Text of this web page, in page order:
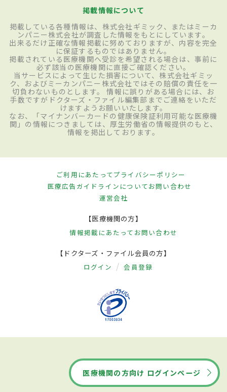
掲載情報について
掲載している各種情報は、株式会社ギミック、またはミーカ
ンパニー株式会社が調査した情報をもとにしています。
出来るだけ正確な情報掲載に努めておりますが、内容を完全
に保証するものではありません。
掲載されている医療機関へ受診を希望される場合は、事前に
必ず該当の医療機関に直接ご確認ください。
当サービスによって生じた損害について、株式会社ギミッ
ク、およびミーカンパニー株式会社ではその賠償の責任を一
切負わないものとします。 情報に誤りがある場合には、お
手数ですがドクターズ・ファイル編集部までご連絡をいただ
けますようお願いいたします。
なお、「マイナンバーカードの健康保険証利用可能な医療機
関」の情報につきましては、厚生労働省の情報提供のもと、
情報を掲出しております。
ご利用にあたってプライバシーポリシー
医療広告ガイドラインについてお問い合わせ
運営会社
【医療機関の方】
情報掲載にあたって お問い合わせ
【ドクターズ・ファイル会員の方】
ログイン 会員登録
医療機関の方向け ログインページ